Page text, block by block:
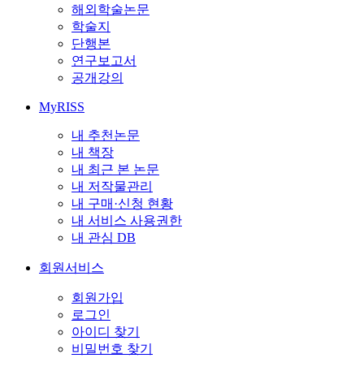
해외학술논문
학술지
단행본
연구보고서
공개강의
MyRISS
내 추천논문
내 책장
내 최근 본 논문
내 저작물관리
내 구매·신청 현황
내 서비스 사용권한
내 관심 DB
회원서비스
회원가입
로그인
아이디 찾기
비밀번호 찾기